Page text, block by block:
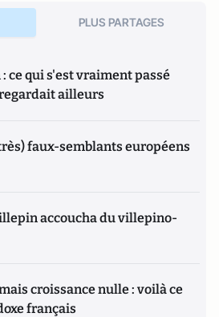
PLUS PARTAGES
ce qui s'est vraiment passé
ailleurs
faux-semblants européens
accoucha du villepino-
croissance nulle : voilà ce
français